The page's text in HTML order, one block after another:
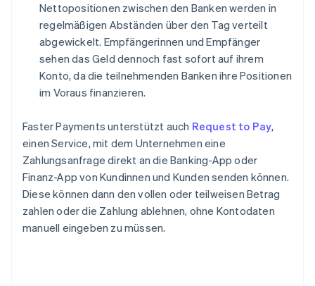
Nettopositionen zwischen den Banken werden in
regelmäßigen Abständen über den Tag verteilt
abgewickelt. Empfängerinnen und Empfänger
sehen das Geld dennoch fast sofort auf ihrem
Konto, da die teilnehmenden Banken ihre Positionen
im Voraus finanzieren.
Faster Payments unterstützt auch Request to Pay,
einen Service, mit dem Unternehmen eine
Zahlungsanfrage direkt an die Banking-App oder
Finanz-App von Kundinnen und Kunden senden können.
Diese können dann den vollen oder teilweisen Betrag
zahlen oder die Zahlung ablehnen, ohne Kontodaten
manuell eingeben zu müssen.